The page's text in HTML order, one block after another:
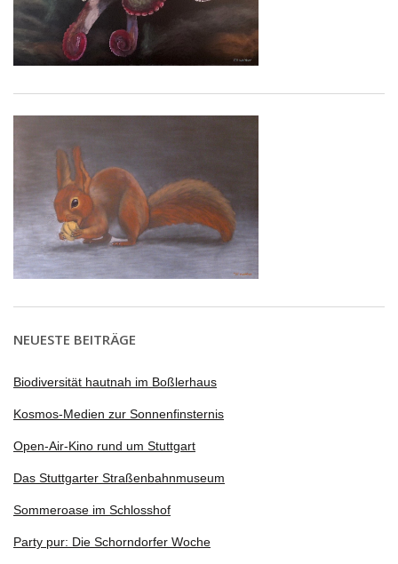
NEUESTE BEITRÄGE
Biodiversität hautnah im Boßlerhaus
Kosmos-Medien zur Sonnenfinsternis
Open-Air-Kino rund um Stuttgart
Das Stuttgarter Straßenbahnmuseum
Sommeroase im Schlosshof
Party pur: Die Schorndorfer Woche